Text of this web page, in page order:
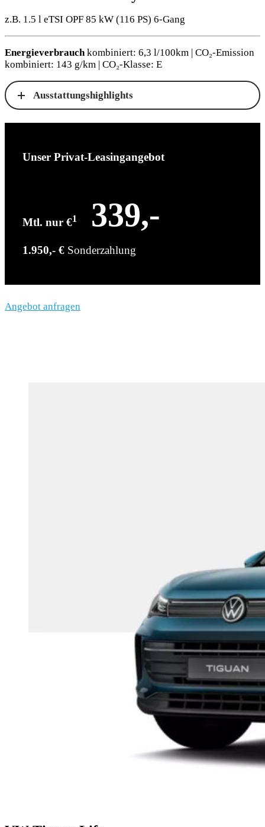
z.B. 1.5 l eTSI OPF 85 kW (116 PS) 6-Gang
Energieverbrauchkombiniert: 6,3 l/100km | CO₂-Emission
kombiniert: 143 g/km | CO₂-Klasse: E
Ausstattungshighlights
Unser Privat-Leasingangebot
Mtl. nur €1 339,-
1.950,- € Sonderzahlung
Angebot anfragen